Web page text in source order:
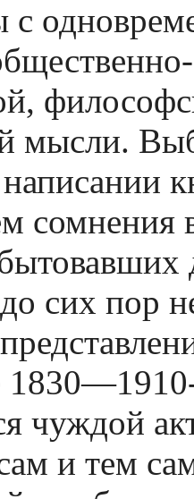
с
мысли.
сомнения
сих пор
чуждой
и тем